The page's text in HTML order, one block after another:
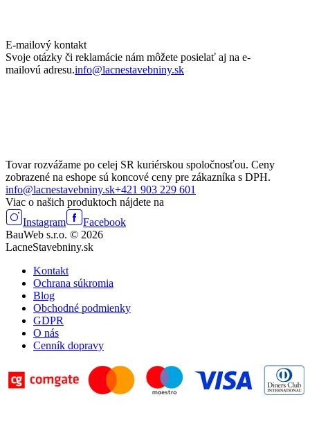
E-mailový kontakt
Svoje otázky či reklamácie nám môžete posielať aj na e-
mailovú adresu.info@lacnestavebniny.sk
Tovar rozvážame po celej SR kuriérskou spoločnosťou. Ceny
zobrazené na eshope sú koncové ceny pre zákazníka s DPH.
info@lacnestavebniny.sk+421 903 229 601
Viac o našich produktoch nájdete na
Instagram
Facebook
BauWeb s.r.o. © 2026
LacneStavebniny.sk
Kontakt
Ochrana súkromia
Blog
Obchodné podmienky
GDPR
O nás
Cenník dopravy